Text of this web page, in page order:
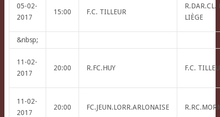
05-02-
2017
15:00 F.C. TILLEUR
R.DAR.CL.
LIÈGE
&nbsp;
11-02-
2017
20:00 R.FC.HUY F.C.
11-02-
2017
20:00 FC.JEUN.LORR.ARLONAISE